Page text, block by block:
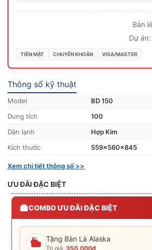
Thông số kỹ thuật
Model
BD 150
Dung tích
100
Dàn lạnh
Hợp Kim
Kích thước
559x560x845
Xem chi tiết thông số >>
ƯU ĐÃI ĐẶC BIỆT
COMBO ƯU ĐÃI ĐẶC BIỆT
Tặng Bàn Là Alaska
Trị giá: 350.000đ
Bán
Dự án:
TIỀN MẶT CHUYỂN KHOẢN VISA/MASTER